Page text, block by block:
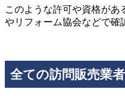
このような許可や資格があ
やリフォーム協会などで確
全ての訪問販売業